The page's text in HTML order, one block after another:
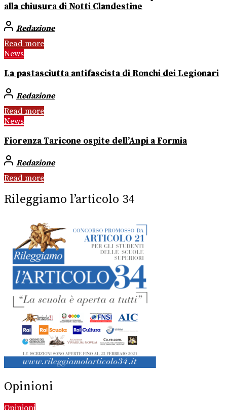
alla chiusura di Notti Clandestine
Redazione
Read more
News
La pastasciutta antifascista di Ronchi dei Legionari
Redazione
Read more
News
Fiorenza Taricone ospite dell’Anpi a Formia
Redazione
Read more
Rileggiamo l’articolo 34
Opinioni
Opinioni